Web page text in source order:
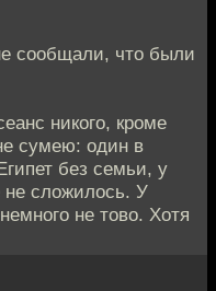
сообщали, что были
никого, кроме
сумею: один в
без семьи, у
не сложилось. У
не тово. Хотя